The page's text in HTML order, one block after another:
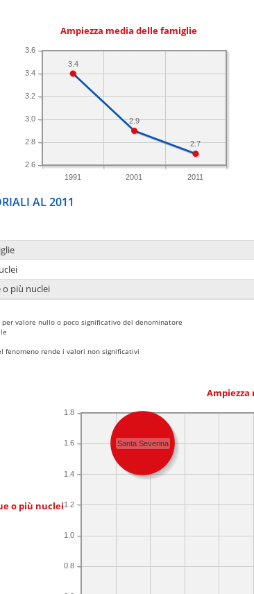
Ampiezza media delle famiglie
1991 2001 2011
2.6
2.8
3.0
3.2
3.4
3.6
2.7
2.9
3.4
AL 2011
o più nuclei
valore nullo o poco significativo del denominatore
fenomeno rende i valori non significativi
o più nuclei
0.8
1.0
1.2
1.4
1.6
1.8
Santa Severina